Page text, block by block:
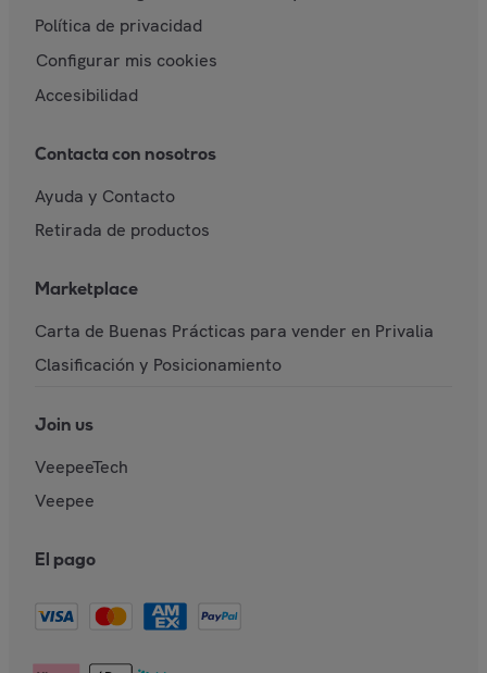
Política de privacidad
Configurar mis cookies
Accesibilidad
Contacta con nosotros
Ayuda y Contacto
Retirada de productos
Marketplace
Carta de Buenas Prácticas para vender en Privalia
Clasificación y Posicionamiento
Join us
VeepeeTech
Veepee
El pago